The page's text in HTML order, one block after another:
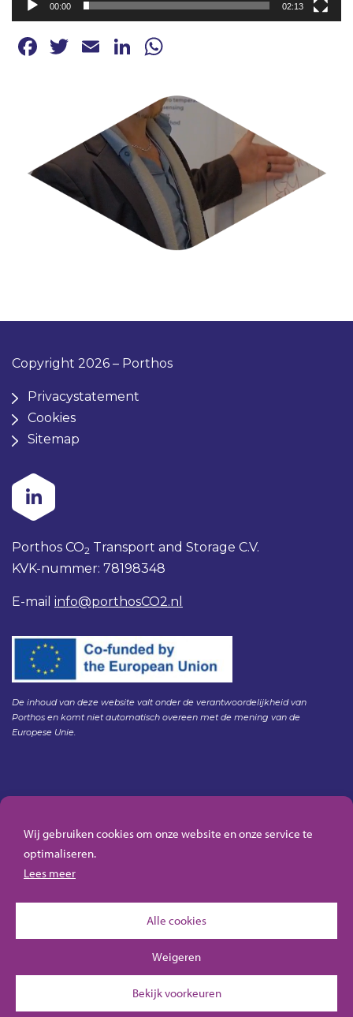
Wij gebruiken cookies om onze website en onze service te
optimaliseren.
Lees meer
Alle cookies
Weigeren
Bekijk voorkeuren
00:00 02:13
Facebook
Twitter
EmailLinkedIn
Copyright 2026 – Porthos
Privacystatement
Cookies
Sitemap
Porthos CO2 Transport and Storage C.V.
KVK-nummer: 78198348
E-mail info@porthosCO2.nl
De inhoud van deze website valt onder de verantwoordelijkheid van
Porthos en komt niet automatisch overeen met de mening van de
Europese Unie.
HSE Policy Porthos
Klachtenregeling aanbesteden Gasunie
Algemene inkoopvoorwaarden Porthos